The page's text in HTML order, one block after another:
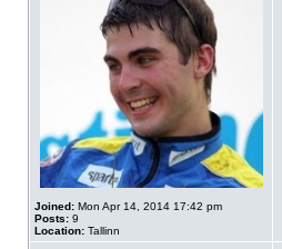
Joined: Mon Apr 14, 2014 17:42 pm
Posts: 9
Location: Tallinn